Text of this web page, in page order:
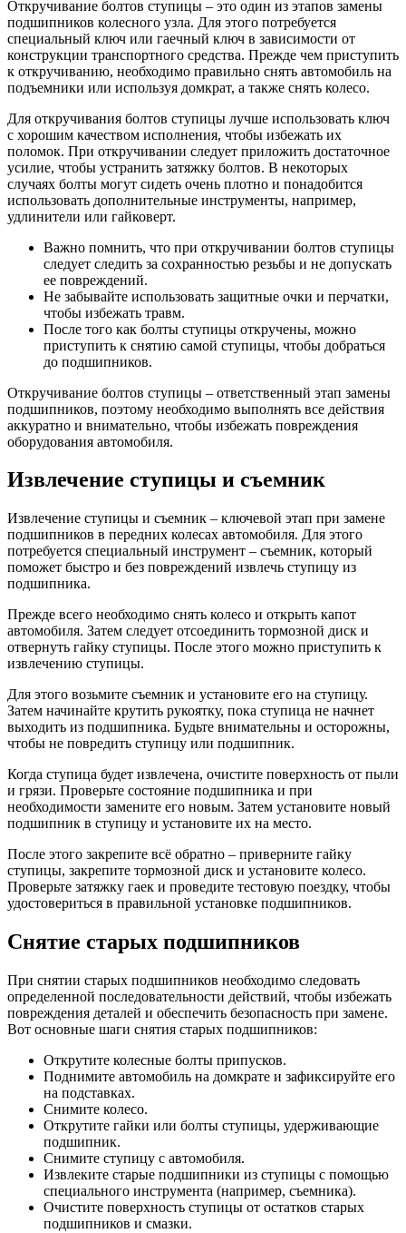
Откручивание болтов ступицы – это один из этапов замены
подшипников колесного узла. Для этого потребуется
специальный ключ или гаечный ключ в зависимости от
конструкции транспортного средства. Прежде чем приступить
к откручиванию, необходимо правильно снять автомобиль на
подъемники или используя домкрат, а также снять колесо.
Для откручивания болтов ступицы лучше использовать ключ
с хорошим качеством исполнения, чтобы избежать их
поломок. При откручивании следует приложить достаточное
усилие, чтобы устранить затяжку болтов. В некоторых
случаях болты могут сидеть очень плотно и понадобится
использовать дополнительные инструменты, например,
удлинители или гайковерт.
Важно помнить, что при откручивании болтов ступицы
следует следить за сохранностью резьбы и не допускать
ее повреждений.
Не забывайте использовать защитные очки и перчатки,
чтобы избежать травм.
После того как болты ступицы откручены, можно
приступить к снятию самой ступицы, чтобы добраться
до подшипников.
Откручивание болтов ступицы – ответственный этап замены
подшипников, поэтому необходимо выполнять все действия
аккуратно и внимательно, чтобы избежать повреждения
оборудования автомобиля.
Извлечение ступицы и съемник
Извлечение ступицы и съемник – ключевой этап при замене
подшипников в передних колесах автомобиля. Для этого
потребуется специальный инструмент – съемник, который
поможет быстро и без повреждений извлечь ступицу из
подшипника.
Прежде всего необходимо снять колесо и открыть капот
автомобиля. Затем следует отсоединить тормозной диск и
отвернуть гайку ступицы. После этого можно приступить к
извлечению ступицы.
Для этого возьмите съемник и установите его на ступицу.
Затем начинайте крутить рукоятку, пока ступица не начнет
выходить из подшипника. Будьте внимательны и осторожны,
чтобы не повредить ступицу или подшипник.
Когда ступица будет извлечена, очистите поверхность от пыли
и грязи. Проверьте состояние подшипника и при
необходимости замените его новым. Затем установите новый
подшипник в ступицу и установите их на место.
После этого закрепите всё обратно – приверните гайку
ступицы, закрепите тормозной диск и установите колесо.
Проверьте затяжку гаек и проведите тестовую поездку, чтобы
удостовериться в правильной установке подшипников.
Снятие старых подшипников
При снятии старых подшипников необходимо следовать
определенной последовательности действий, чтобы избежать
повреждения деталей и обеспечить безопасность при замене.
Вот основные шаги снятия старых подшипников:
Открутите колесные болты припусков.
Поднимите автомобиль на домкрате и зафиксируйте его
на подставках.
Снимите колесо.
Открутите гайки или болты ступицы, удерживающие
подшипник.
Снимите ступицу с автомобиля.
Извлеките старые подшипники из ступицы с помощью
специального инструмента (например, съемника).
Очистите поверхность ступицы от остатков старых
подшипников и смазки.